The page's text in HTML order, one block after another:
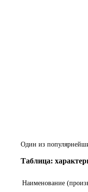
Один из
Таблица:
Наименование